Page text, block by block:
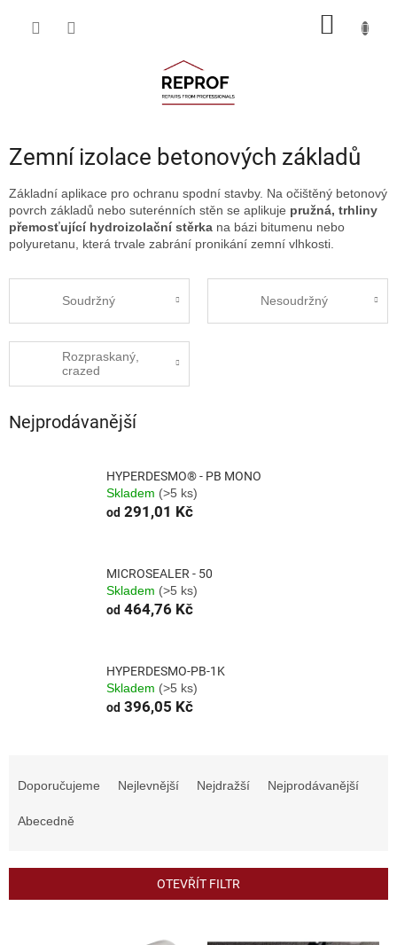
Zemní izolace betonových základů
Základní aplikace pro ochranu spodní stavby. Na očištěný betonový
povrch základů nebo suterénních stěn se aplikuje pružná, trhliny
přemosťující hydroizolační stěrka na bázi bitumenu nebo
polyuretanu, která trvale zabrání pronikání zemní vlhkosti.
Soudržný Nesoudržný
Rozpraskaný,
crazed
Nejprodávanější
HYPERDESMO® - PB MONO
Skladem (>5 ks)
od 291,01 Kč
MICROSEALER - 50
Skladem (>5 ks)
od 464,76 Kč
HYPERDESMO-PB-1K
Skladem (>5 ks)
od 396,05 Kč
r
Doporučujeme Nejlevnější Nejdražší Nejprodávanější
Abecedně
OTEVŘÍT FILTR